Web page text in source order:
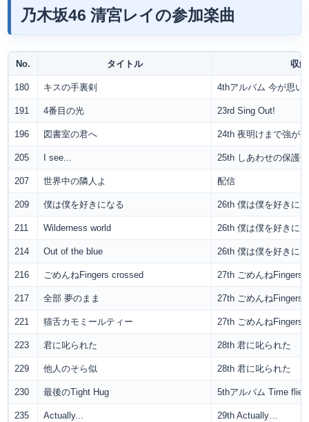
乃木坂46 清宮レイの参加楽曲
No. タイトル 収録
180 キスの手裏剣 4thアルバム 今が思い
191 4番目の光 23rd Sing Out!
196 図書室の君へ 24th 夜明けまで強が
205 I see... 25th しあわせの保護色
207 世界中の隣人よ 配信
209 僕は僕を好きになる 26th 僕は僕を好きに
211 Wilderness world 26th 僕は僕を好きに
214 Out of the blue 26th 僕は僕を好きに
216 ごめんねFingers crossed 27th ごめんねFingers
217 全部 夢のまま 27th ごめんねFingers
221 猫舌カモミールティー 27th ごめんねFingers
223 君に叱られた 28th 君に叱られた
229 他人のそら似 28th 君に叱られた
230 最後のTight Hug 5thアルバム Time flies
235 Actually... 29th Actually…